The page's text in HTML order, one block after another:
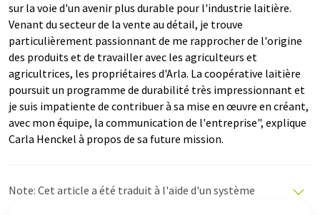
sur la voie d'un avenir plus durable pour l'industrie laitière.
Venant du secteur de la vente au détail, je trouve
particulièrement passionnant de me rapprocher de l'origine
des produits et de travailler avec les agriculteurs et
agricultrices, les propriétaires d'Arla. La coopérative laitière
poursuit un programme de durabilité très impressionnant et
je suis impatiente de contribuer à sa mise en œuvre en créant,
avec mon équipe, la communication de l'entreprise", explique
Carla Henckel à propos de sa future mission.
Note: Cet article a été traduit à l'aide d'un système